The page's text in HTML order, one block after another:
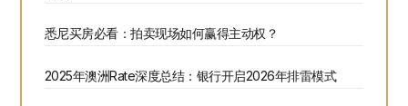
悉尼买房必看：拍卖现场如何赢得主动权？
2025年澳洲Rate深度总结：银行开启2026年排雷模式